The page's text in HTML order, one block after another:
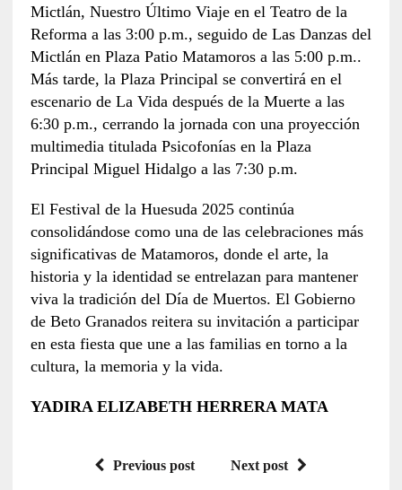
Mictlán, Nuestro Último Viaje en el Teatro de la
Reforma a las 3:00 p.m., seguido de Las Danzas del
Mictlán en Plaza Patio Matamoros a las 5:00 p.m..
Más tarde, la Plaza Principal se convertirá en el
escenario de La Vida después de la Muerte a las
6:30 p.m., cerrando la jornada con una proyección
multimedia titulada Psicofonías en la Plaza
Principal Miguel Hidalgo a las 7:30 p.m.
El Festival de la Huesuda 2025 continúa
consolidándose como una de las celebraciones más
significativas de Matamoros, donde el arte, la
historia y la identidad se entrelazan para mantener
viva la tradición del Día de Muertos. El Gobierno
de Beto Granados reitera su invitación a participar
en esta fiesta que une a las familias en torno a la
cultura, la memoria y la vida.
YADIRA ELIZABETH HERRERA MATA
Previous post Next post